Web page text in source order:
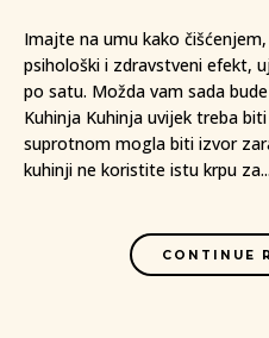
Imajte na umu kako
psihološki i zdravstveni efekt,
po satu. Možda vam sada
Kuhinja Kuhinja uvijek treba
suprotnom mogla biti izvor
kuhinji ne koristite istu krpu za...
CONTINUE